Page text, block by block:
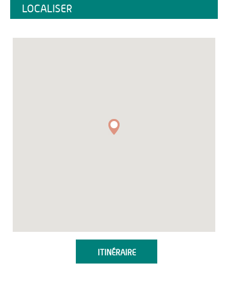
LOCALISER
ITINÉRAIRE